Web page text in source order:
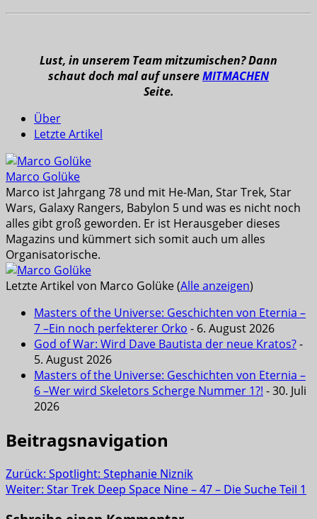
Lust, in unserem Team mitzumischen? Dann
schaut doch mal auf unsereMITMACHEN
Seite.
Über
Letzte Artikel
Marco Golüke
Marco ist Jahrgang 78 und mit He-Man, Star Trek, Star
Wars, Galaxy Rangers, Babylon 5 und was es nicht noch
alles gibt groß geworden. Er ist Herausgeber dieses
Magazins und kümmert sich somit auch um alles
Organisatorische.
Letzte Artikel von Marco Golüke(Alle anzeigen)
Masters of the Universe: Geschichten von Eternia –
7 –Ein noch perfekterer Orko - 6. August 2026
God of War: Wird Dave Bautista der neue Kratos?-
5. August 2026
Masters of the Universe: Geschichten von Eternia –
6 –Wer wird Skeletors Scherge Nummer 1?! - 30. Juli
2026
Beitragsnavigation
Zurück: Spotlight: Stephanie Niznik
Weiter: Star Trek Deep Space Nine – 47 – Die Suche Teil 1